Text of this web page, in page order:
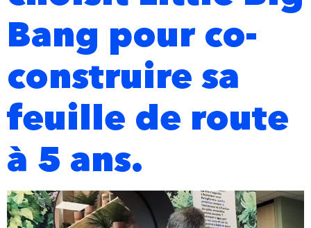
Bang pour co-
construire sa
feuille de route
à 5 ans.